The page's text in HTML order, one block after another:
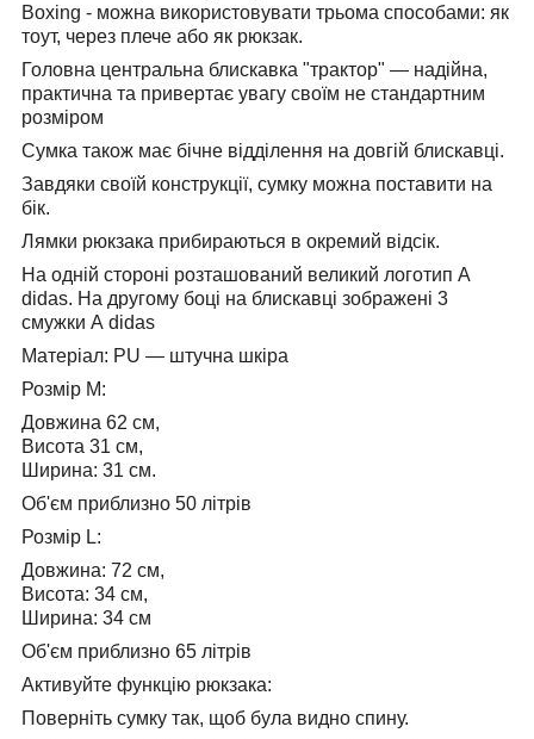
Boxing - можна використовувати трьома способами: як
тоут, через плече або як рюкзак.
Головна центральна блискавка "трактор" — надійна,
практична та привертає увагу своїм не стандартним
розміром
Сумка також має бічне відділення на довгій блискавці.
Завдяки своїй конструкції, сумку можна поставити на
бік.
Лямки рюкзака прибираються в окремий відсік.
На одній стороні розташований великий логотип A
didas. На другому боці на блискавці зображені 3
смужки A didas
Матеріал: PU — штучна шкіра
Розмір M:
Довжина 62 см,
Висота 31 см,
Ширина: 31 см.
Об'єм приблизно 50 літрів
Розмір L:
Довжина: 72 см,
Висота: 34 см,
Ширина: 34 см
Об'єм приблизно 65 літрів
Активуйте функцію рюкзака:
Поверніть сумку так, щоб була видно спину.